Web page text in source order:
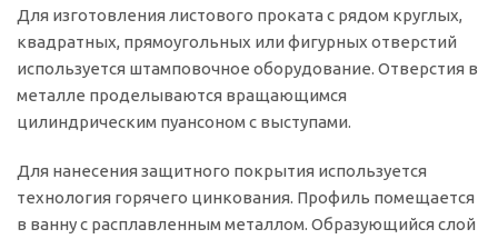
Для изготовления листового проката с рядом круглых,
квадратных, прямоугольных или фигурных отверстий
используется штамповочное оборудование. Отверстия в
металле проделываются вращающимся
цилиндрическим пуансоном с выступами.
Для нанесения защитного покрытия используется
технология горячего цинкования. Профиль помещается
в ванну с расплавленным металлом. Образующийся слой